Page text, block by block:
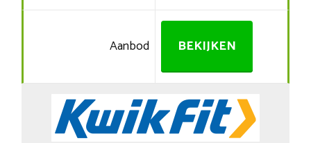
Aanbod BEKIJKEN